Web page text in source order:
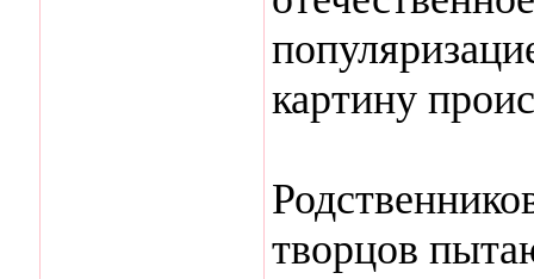
картину
творцов